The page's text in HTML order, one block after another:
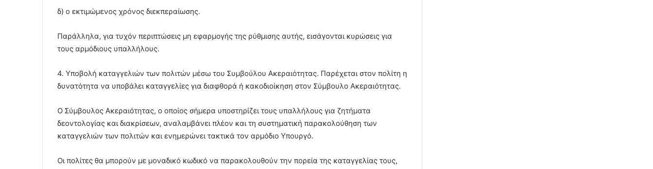
δ) ο εκτιμώμενος χρόνος διεκπεραίωσης.
Παράλληλα, για τυχόν περιπτώσεις μη εφαρμογής της ρύθμισης αυτής, εισάγονται κυρώσεις για
τους αρμόδιους υπαλλήλους.
4. Υποβολή καταγγελιών των πολιτών μέσω του Συμβούλου Ακεραιότητας. Παρέχεται στον πολίτη η
δυνατότητα να υποβάλει καταγγελίες για διαφθορά ή κακοδιοίκηση στον Σύμβουλο Ακεραιότητας.
Ο Σύμβουλος Ακεραιότητας, ο οποίος σήμερα υποστηρίζει τους υπαλλήλους για ζητήματα
δεοντολογίας και διακρίσεων, αναλαμβάνει πλέον και τη συστηματική παρακολούθηση των
καταγγελιών των πολιτών και ενημερώνει τακτικά τον αρμόδιο Υπουργό.
Οι πολίτες θα μπορούν µε μοναδικό κωδικό να παρακολουθούν την πορεία της καταγγελίας τους,